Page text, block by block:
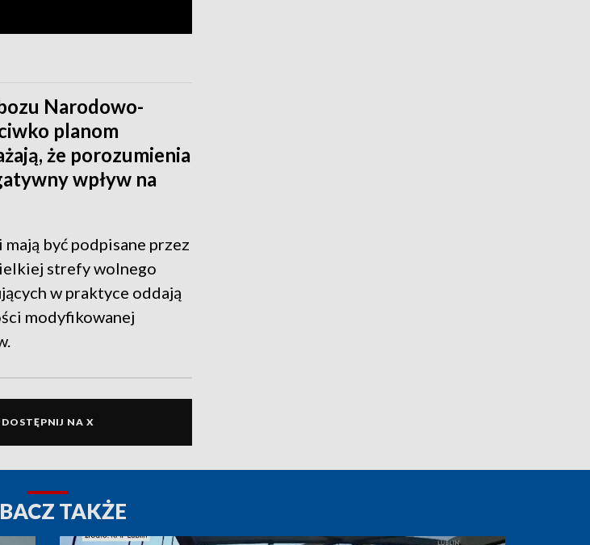
Narodowo-
planom
że porozumienia
wpływ na
być podpisane przez
strefy wolnego
w praktyce oddają
modyfikowanej
NA X
TAKŻE